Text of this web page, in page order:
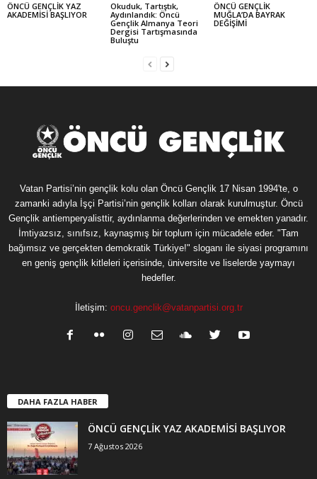
ÖNCÜ GENÇLİK YAZ
AKADEMİSİ BAŞLIYOR
Okuduk, Tartıştık,
Aydınlandık: Öncü
Gençlik Almanya Teori
Dergisi Tartışmasında
Buluştu
ÖNCÜ GENÇLİK
MUĞLA’DA BAYRAK
DEĞİŞİMİ
Vatan Partisi’nin gençlik kolu olan Öncü Gençlik 17 Nisan 1994'te, o
zamanki adıyla İşçi Partisi’nin gençlik kolları olarak kurulmuştur. Öncü
Gençlik antiemperyalisttir, aydınlanma değerlerinden ve emekten yanadır.
İmtiyazsız, sınıfsız, kaynaşmış bir toplum için mücadele eder. "Tam
bağımsız ve gerçekten demokratik Türkiye!" sloganı ile siyasi programını
en geniş gençlik kitleleri içerisinde, üniversite ve liselerde yaymayı
hedefler.
İletişim: oncu.genclik@vatanpartisi.org.tr
DAHA FAZLA HABER
ÖNCÜ GENÇLİK YAZ AKADEMİSİ BAŞLIYOR
7 Ağustos 2026